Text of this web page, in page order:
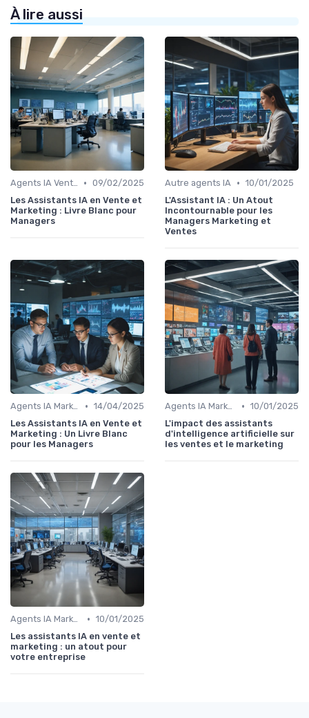
À lire aussi
Agents IA Vente • 09/02/2025
Les Assistants IA en Vente et
Marketing : Livre Blanc pour
Managers
Autre agents IA • 10/01/2025
L'Assistant IA : Un Atout
Incontournable pour les
Managers Marketing et
Ventes
Agents IA Marketing • 14/04/2025
Les Assistants IA en Vente et
Marketing : Un Livre Blanc
pour les Managers
Agents IA Marketing • 10/01/2025
L'impact des assistants
d'intelligence artificielle sur
les ventes et le marketing
Agents IA Marketing • 10/01/2025
Les assistants IA en vente et
marketing : un atout pour
votre entreprise